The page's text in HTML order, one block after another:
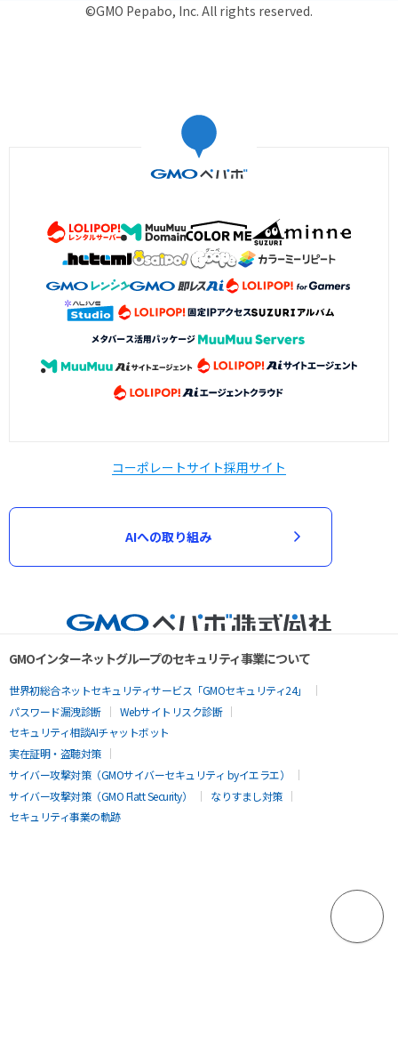
©GMO Pepabo, Inc. All rights reserved.
コーポレートサイト採用サイト
AIへの取り組み
GMOインターネットグループのセキュリティ事業について
世界初総合ネットセキュリティサービス「GMOセキュリティ24」
パスワード漏洩診断
Webサイトリスク診断
セキュリティ相談AIチャットボット
実在証明・盗聴対策
サイバー攻撃対策（GMOサイバーセキュリティ byイエラエ）
サイバー攻撃対策（GMO Flatt Security）
なりすまし対策
セキュリティ事業の軌跡